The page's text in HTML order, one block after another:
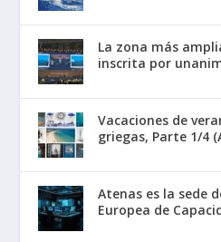
La zona más
inscrita por
Vacaciones de
griegas, Parte 1/4
Atenas es la sede
Europea de